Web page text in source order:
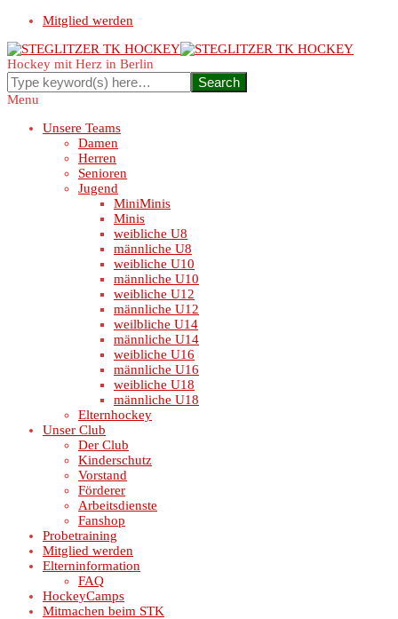
Mitglied werden
Hockey mit Herz in Berlin
Menu
Unsere Teams
Damen
Herren
Senioren
Jugend
MiniMinis
Minis
weibliche U8
männliche U8
weibliche U10
männliche U10
weibliche U12
männliche U12
weilbliche U14
männliche U14
weibliche U16
männliche U16
weibliche U18
männliche U18
Elternhockey
Unser Club
Der Club
Kinderschutz
Vorstand
Förderer
Arbeitsdienste
Fanshop
Probetraining
Mitglied werden
Elterninformation
FAQ
HockeyCamps
Mitmachen beim STK